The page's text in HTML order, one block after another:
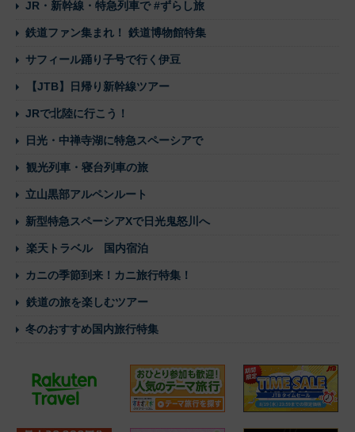
JR・新幹線・特急列車で #ずらし旅
鉄道ファン集まれ！ 鉄道博物館特集
サフィール踊り子号で行く伊豆
【JTB】日帰り新幹線ツアー
JRで北陸に行こう！
日光・中禅寺湖に特急スペーシアで
観光列車・寝台列車の旅
立山黒部アルペンルート
新型特急スペーシアXで日光鬼怒川へ
楽天トラベル 国内宿泊
カニの季節到来！カニ旅行特集！
鉄道の旅を楽しむツアー
冬のおすすめ国内旅行特集